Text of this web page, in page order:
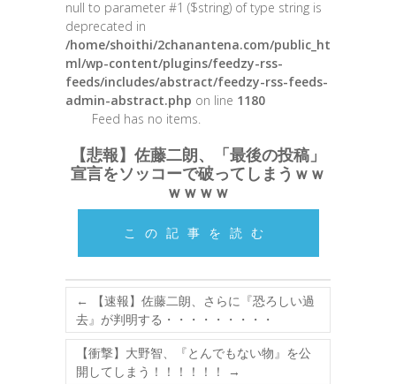
null to parameter #1 ($string) of type string is
deprecated in
/home/shoithi/2chanantena.com/public_ht
ml/wp-content/plugins/feedzy-rss-
feeds/includes/abstract/feedzy-rss-feeds-
admin-abstract.php on line 1180
Feed has no items.
【悲報】佐藤二朗、「最後の投稿」
宣言をソッコーで破ってしまうｗｗ
ｗｗｗｗ
この記事を読む
←
【速報】佐藤二朗、さらに『恐ろしい過
去』が判明する・・・・・・・・・
【衝撃】大野智、『とんでもない物』を公
開してしまう！！！！！！
→